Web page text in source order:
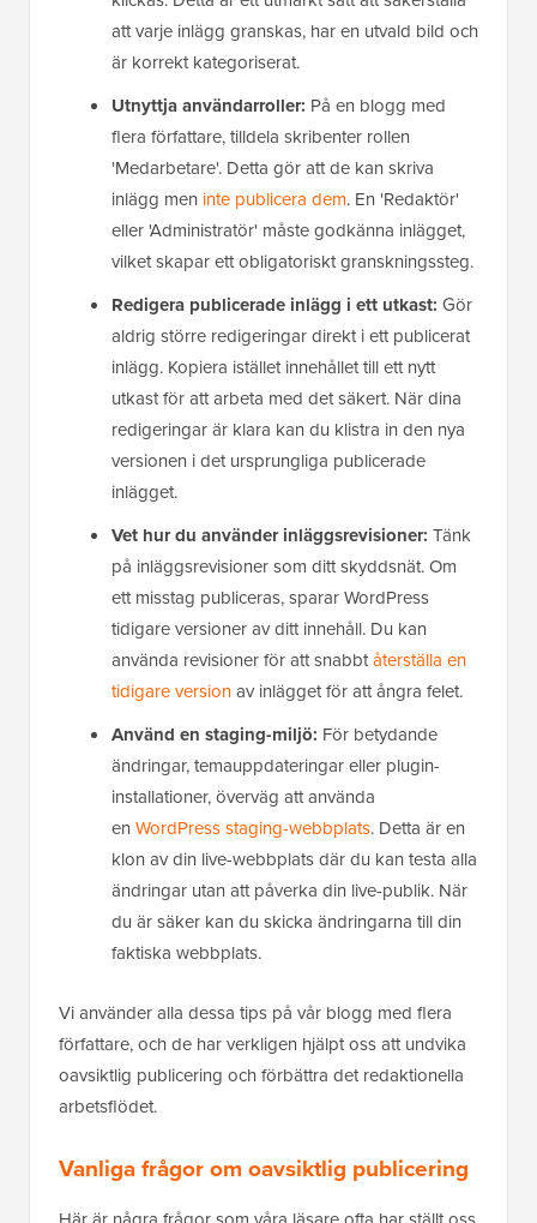
att varje inlägg granskas, har en utvald bild och
är korrekt kategoriserat.
Utnyttja användarroller: På en blogg med
flera författare, tilldela skribenter rollen
'Medarbetare'. Detta gör att de kan skriva
inlägg men inte publicera dem. En 'Redaktör'
eller 'Administratör' måste godkänna inlägget,
vilket skapar ett obligatoriskt granskningssteg.
Redigera publicerade inlägg i ett utkast: Gör
aldrig större redigeringar direkt i ett publicerat
inlägg. Kopiera istället innehållet till ett nytt
utkast för att arbeta med det säkert. När dina
redigeringar är klara kan du klistra in den nya
versionen i det ursprungliga publicerade
inlägget.
Vet hur du använder inläggsrevisioner: Tänk
på inläggsrevisioner som ditt skyddsnät. Om
ett misstag publiceras, sparar WordPress
tidigare versioner av ditt innehåll. Du kan
använda revisioner för att snabbtåterställa en
tidigare versionav inlägget för att ångra felet.
Använd en staging-miljö: För betydande
ändringar, temauppdateringar eller plugin-
installationer, överväg att använda
en WordPress staging-webbplats. Detta är en
klon av din live-webbplats där du kan testa alla
ändringar utan att påverka din live-publik. När
du är säker kan du skicka ändringarna till din
faktiska webbplats.
Vi använder alla dessa tips på vår blogg med flera
författare, och de har verkligen hjälpt oss att undvika
oavsiktlig publicering och förbättra det redaktionella
arbetsflödet.
Vanliga frågor om oavsiktlig publicering